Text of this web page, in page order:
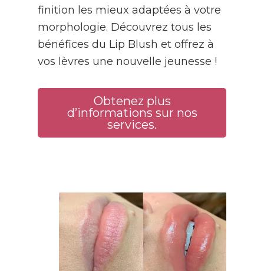
finition les mieux adaptées à votre
morphologie. Découvrez tous les
bénéfices du Lip Blush et offrez à
vos lèvres une nouvelle jeunesse !
Obtenez plus
d’informations sur nos
services.